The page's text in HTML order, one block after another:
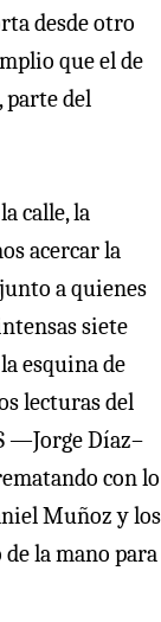
desde otro
que el de
parte del
calle, la
acercar la
a quienes
siete
esquina de
lecturas del
—Jorge Díaz–
con lo
Muñoz y los
la mano para